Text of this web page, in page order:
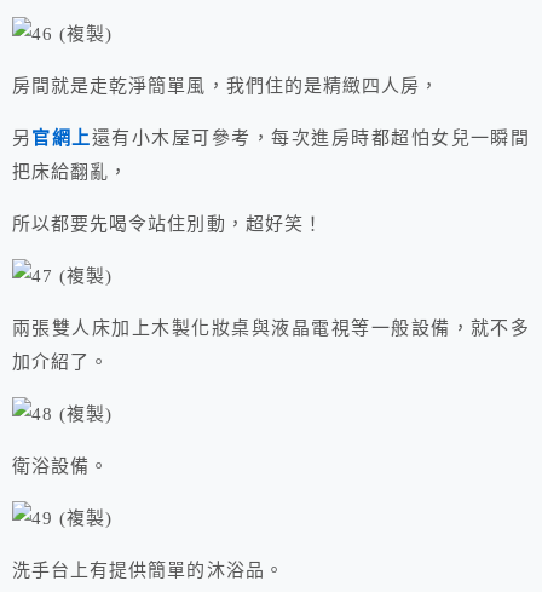
房間就是走乾淨簡單風，我們住的是精緻四人房，
另官網上還有小木屋可參考，每次進房時都超怕女兒一瞬間
把床給翻亂，
所以都要先喝令站住別動，超好笑！
兩張雙人床加上木製化妝桌與液晶電視等一般設備，就不多
加介紹了。
衛浴設備。
洗手台上有提供簡單的沐浴品。